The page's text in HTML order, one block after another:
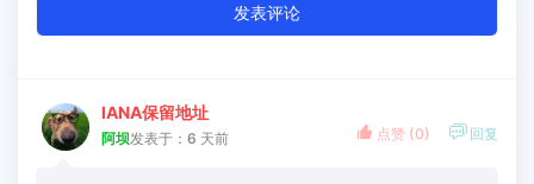
发表评论
IANA保留地址
阿坝发表于：6 天前  点赞 (0)  回复